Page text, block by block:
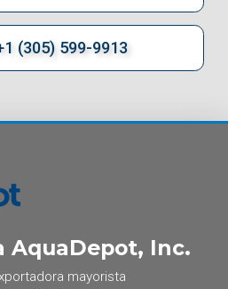
(305) 599-9913
AquaDepot, Inc.
mayorista